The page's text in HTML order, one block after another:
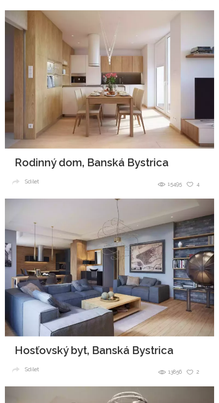
Rodinný dom, Banská Bystrica
4
15495
Sdílet
Hosťovský byt, Banská Bystrica
2
13856
Sdílet